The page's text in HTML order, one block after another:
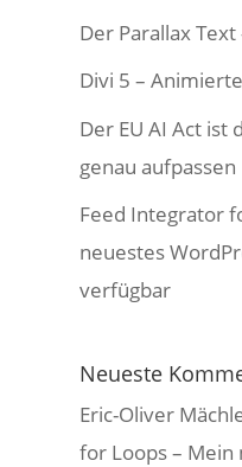
Der Parallax
Divi 5 –
Der EU AI Act ist
genau aufpassen
Feed Integrator
neuestes
verfügbar
Neueste
Eric-Oliver
for Loops – Mein